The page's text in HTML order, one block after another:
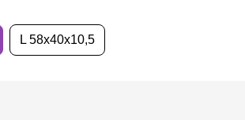
L 58x40x10,5